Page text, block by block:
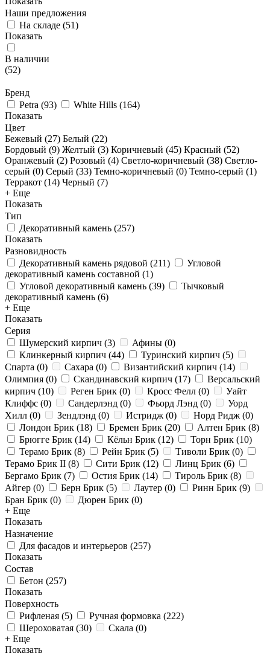
Наши предложения
На складе (51)
Показать
В наличии
(52)
Бренд
Petra (93) White Hills (164)
Показать
Цвет
Бежевый (27) Белый (22)
Бордовый (9) Желтый (3) Коричневый (45) Красный (52)
Оранжевый (2) Розовый (4) Светло-коричневый (38) Светло-
серый (0) Серый (33) Темно-коричневый (0) Темно-серый (1)
Терракот (14) Черный (7)
+ Еще
Показать
Тип
Декоративный камень (257)
Показать
Разновидность
Декоративный камень рядовой (211)
Угловой
декоративный камень составной (1)
Угловой декоративный камень (39)
Тычковый
декоративный камень (6)
+ Еще
Показать
Серия
Шумерский кирпич (3) Афины (0)
Клинкерный кирпич (44) Туринский кирпич (5)
Спарта (0) Сахара (0) Византийский кирпич (14)
Олимпия (0) Скандинавский кирпич (17)
Версальский
кирпич (10) Реген Брик (0) Кросс Фелл (0)
Уайт
Клиффс (0) Сандерлэнд (0) Фьорд Лэнд (0)
Уорд
Хилл (0) Зендлэнд (0) Истридж (0) Норд Ридж (0)
Лондон Брик (18) Бремен Брик (20) Алтен Брик (8)
Брюгге Брик (14) Кёльн Брик (12) Торн Брик (10)
Терамо Брик (8) Рейн Брик (5) Тиволи Брик (0)
Терамо Брик II (8) Сити Брик (12) Линц Брик (6)
Бергамо Брик (7) Остия Брик (14) Тироль Брик (8)
Айгер (0) Берн Брик (5) Лаутер (0) Ринн Брик (9)
Бран Брик (0) Дюрен Брик (0)
+ Еще
Показать
Назначение
Для фасадов и интерьеров (257)
Показать
Состав
Бетон (257)
Показать
Поверхность
Рифленая (5) Ручная формовка (222)
Шероховатая (30) Скала (0)
+ Еще
Показать